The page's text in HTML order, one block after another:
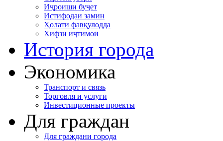
Иҷроиши буҷет
Истифодаи замин
Ҳолати фавқулодда
Хифзи иҷтимоӣ
История города
Экономика
Транспорт и связь
Торговля и услуги
Инвестиционные проекты
Для граждан
Для граждани города